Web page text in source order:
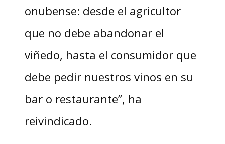
onubense: desde el agricultor
que no debe abandonar el
viñedo, hasta el consumidor que
debe pedir nuestros vinos en su
bar o restaurante”, ha
reivindicado.